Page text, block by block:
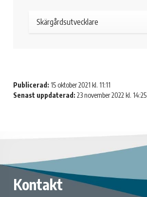
Skärgårdsutvecklare
Publicerad: 15 oktober 2021 kl. 11:11
Senast uppdaterad: 23 november 2022 kl. 14:25
Kontakt